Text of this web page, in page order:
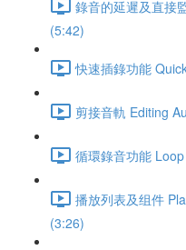
錄音的延遲及直接
(5:42)
快速插錄功能
剪接音軌 Editing
循環錄音功能
播放列表及组件
(3:26)